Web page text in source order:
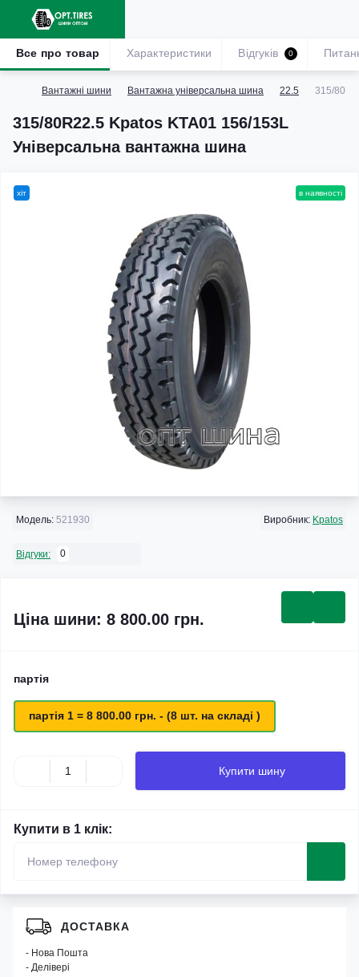
Вантажні шини Вантажна універсальна шина 22.5 315/
315/80R22.5 Kpatos KTA01 156/153L
Універсальна вантажна шина
Все про товар Характеристики Відгуків 0
хіт в наявності
Модель: 521930 Виробник: Kpatos
Відгуки: 0
Ціна шини: 8 800.00 грн.
партія
партія 1 = 8 800.00 грн. - (8 шт. на складі )
Купити шину
Купити в 1 клік:
ДОСТАВКА
- Нова Пошта
- Делівері